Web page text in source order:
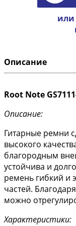
или
Описание
Root Note
Описание:
Гитарные ремни
высокого
благородным
устойчива и
ремень гибкий и
частей.
можно
Характеристики: